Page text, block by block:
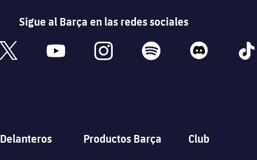
Sigue al Barça en las redes sociales
x youtube instagram spotify discord tiktok
Delanteros Productos Barça Club